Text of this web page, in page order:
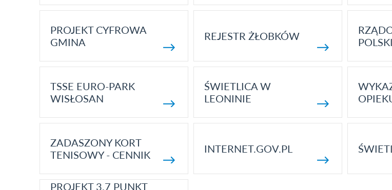
PROJEKT CYFROWA
GMINA
REJESTR ŻŁOBKÓW
TSSE EURO-PARK
WISŁOSAN
ŚWIETLICA W
LEONINIE
ZADASZONY KORT
TENISOWY - CENNIK
INTERNET.GOV.PL
PROJEKT 3.7 PUNKT